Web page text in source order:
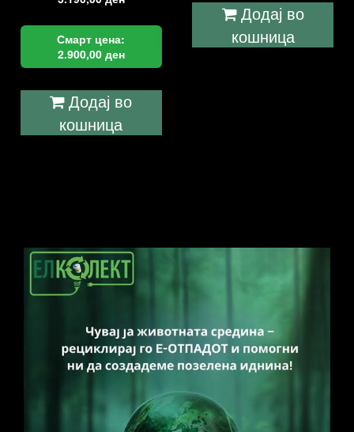
Смарт цена:
2.900,00 ден
Додај во
кошница
Додај во
кошница